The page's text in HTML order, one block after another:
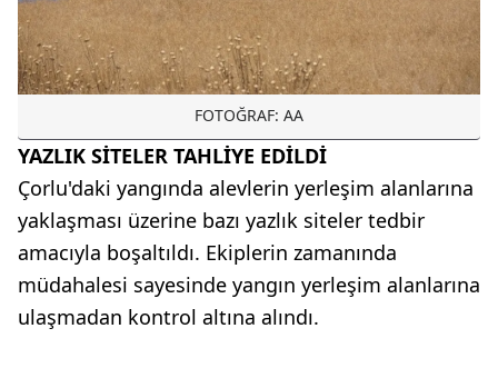
FOTOĞRAF: AA
YAZLIK SİTELER TAHLİYE EDİLDİ
Çorlu'daki yangında alevlerin yerleşim alanlarına
yaklaşması üzerine bazı yazlık siteler tedbir
amacıyla boşaltıldı. Ekiplerin zamanında
müdahalesi sayesinde yangın yerleşim alanlarına
ulaşmadan kontrol altına alındı.